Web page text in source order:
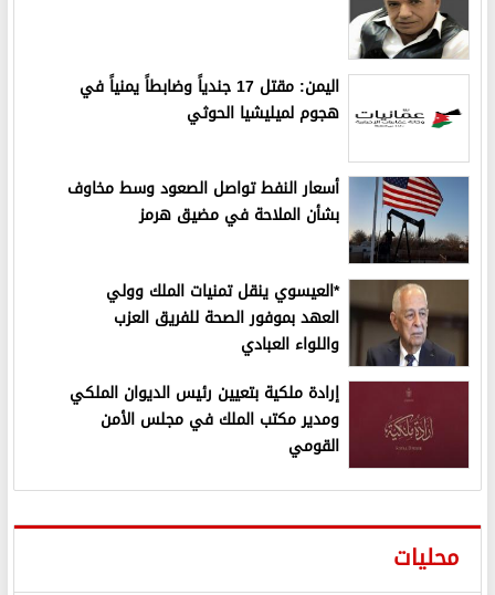
اليمن: مقتل 17 جندياً وضابطاً يمنياً في
هجوم لميليشيا الحوثي
أسعار النفط تواصل الصعود وسط مخاوف
بشأن الملاحة في مضيق هرمز
*العيسوي ينقل تمنيات الملك وولي
العهد بموفور الصحة للفريق العزب
واللواء العبادي
إرادة ملكية بتعيين رئيس الديوان الملكي
ومدير مكتب الملك في مجلس الأمن
القومي
محليات